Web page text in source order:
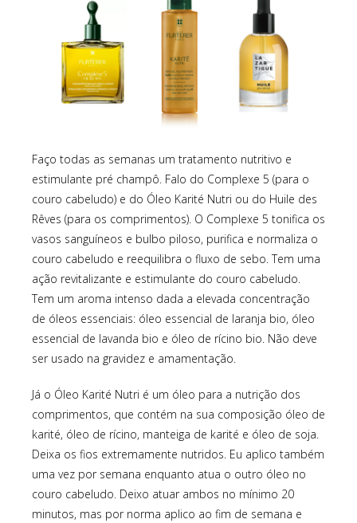
Faço todas as semanas um tratamento nutritivo e
estimulante pré champô. Falo do Complexe 5 (para o
couro cabeludo) e do Óleo Karité Nutri ou do Huile des
Rêves (para os comprimentos). O Complexe 5 tonifica os
vasos sanguíneos e bulbo piloso, purifica e normaliza o
couro cabeludo e reequilibra o fluxo de sebo. Tem uma
ação revitalizante e estimulante do couro cabeludo.
Tem um aroma intenso dada a elevada concentração
de óleos essenciais: óleo essencial de laranja bio, óleo
essencial de lavanda bio e óleo de rícino bio. Não deve
ser usado na gravidez e amamentação.
Já o Óleo Karité Nutri é um óleo para a nutrição dos
comprimentos, que contém na sua composição óleo de
karité, óleo de rícino, manteiga de karité e óleo de soja.
Deixa os fios extremamente nutridos. Eu aplico também
uma vez por semana enquanto atua o outro óleo no
couro cabeludo. Deixo atuar ambos no mínimo 20
minutos, mas por norma aplico ao fim de semana e